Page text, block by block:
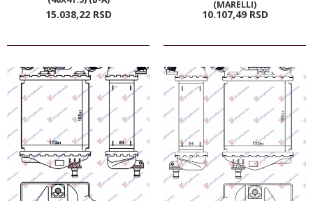
15.038,22 RSD
(MARELLI)
10.107,49 RSD